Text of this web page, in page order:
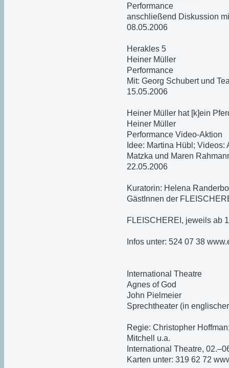
Performance
anschließend Diskussion
08.05.2006
Herakles 5
Heiner Müller
Performance
Mit: Georg Schubert und
15.05.2006
Heiner Müller hat [k]ein
Heiner Müller
Performance Video-Aktion
Idee: Martina Hübl;
Matzka und Maren
22.05.2006
Kuratorin: Helena
GästInnen der
FLEISCHEREI, jeweils ab
Infos unter: 524 07 38
International Theatre
Agnes of God
John Pielmeier
Sprechtheater (in
Regie: Christopher
Mitchell u.a.
International Theatre,
Karten unter: 319 62 72